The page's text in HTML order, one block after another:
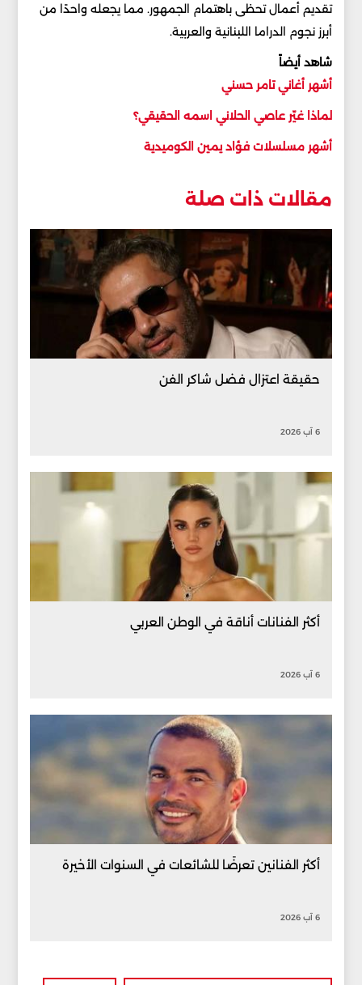
تقديم أعمال تحظى باهتمام الجمهور. مما يجعله واحدًا من
أبرز نجوم الدراما اللبنانية والعربية.
شاهد أيضاً
أشهر أغاني تامر حسني
لماذا غيّر عاصي الحلاني اسمه الحقيقي؟
أشهر مسلسلات فؤاد يمين الكوميدية
مقالات ذات صلة
حقيقة اعتزال فضل شاكر الفن
6 آب 2026
أكثر الفنانات أناقة في الوطن العربي
6 آب 2026
أكثر الفنانين تعرضًا للشائعات في السنوات الأخيرة
6 آب 2026